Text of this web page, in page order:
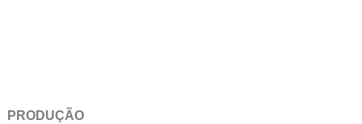
PRODUÇÃO